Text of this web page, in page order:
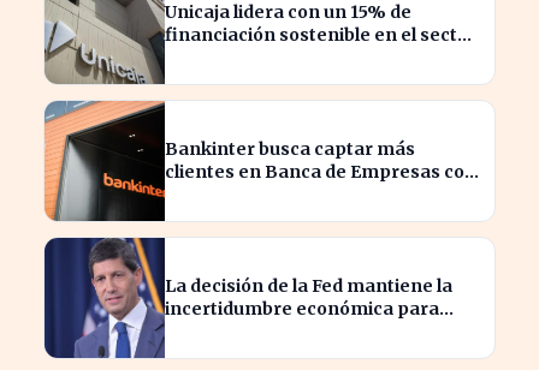
Unicaja lidera con un 15% de
financiación sostenible en el sector
Bankinter busca captar más
clientes en Banca de Empresas con
La decisión de la Fed mantiene la
incertidumbre económica para